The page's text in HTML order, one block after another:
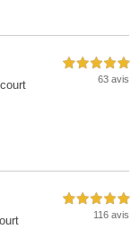
5,0 étoiles sur 5
63 avis
5,0 étoiles sur 5
116 avis